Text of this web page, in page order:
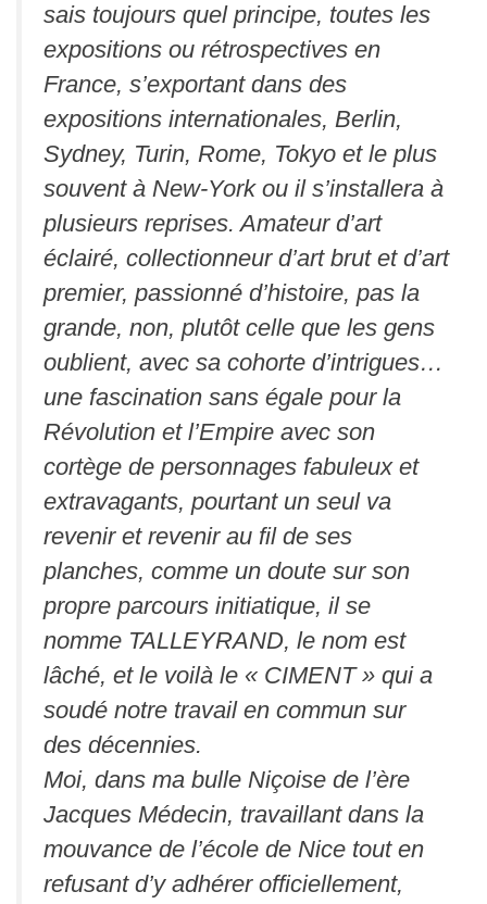
sais toujours quel principe, toutes les
expositions ou rétrospectives en
France, s’exportant dans des
expositions internationales, Berlin,
Sydney, Turin, Rome, Tokyo et le plus
souvent à New-York ou il s’installera à
plusieurs reprises. Amateur d’art
éclairé, collectionneur d’art brut et d’art
premier, passionné d’histoire, pas la
grande, non, plutôt celle que les gens
oublient, avec sa cohorte d’intrigues…
une fascination sans égale pour la
Révolution et l’Empire avec son
cortège de personnages fabuleux et
extravagants, pourtant un seul va
revenir et revenir au fil de ses
planches, comme un doute sur son
propre parcours initiatique, il se
nomme TALLEYRAND, le nom est
lâché, et le voilà le « CIMENT » qui a
soudé notre travail en commun sur
des décennies.
Moi, dans ma bulle Niçoise de l’ère
Jacques Médecin, travaillant dans la
mouvance de l’école de Nice tout en
refusant d’y adhérer officiellement,